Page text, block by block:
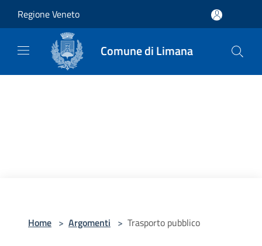
Regione Veneto
Comune di Limana
Home > Argomenti > Trasporto pubblico